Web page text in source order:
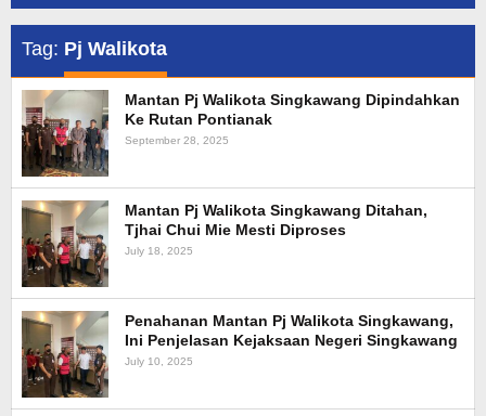
Tag: Pj Walikota
Mantan Pj Walikota Singkawang Dipindahkan
Ke Rutan Pontianak
September 28, 2025
Mantan Pj Walikota Singkawang Ditahan,
Tjhai Chui Mie Mesti Diproses
July 18, 2025
Penahanan Mantan Pj Walikota Singkawang,
Ini Penjelasan Kejaksaan Negeri Singkawang
July 10, 2025